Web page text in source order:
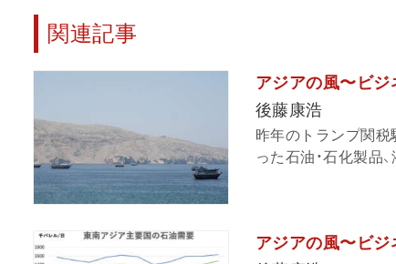
関連記事
アジアの風〜ビジ
後藤康浩
昨年のトランプ関税
った石油・石化製品
アジアの風〜ビ